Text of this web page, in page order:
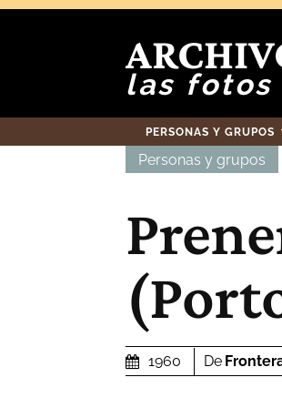
las fotos
PERSONAS Y GRUPOS
Personas y grupos
1960 De